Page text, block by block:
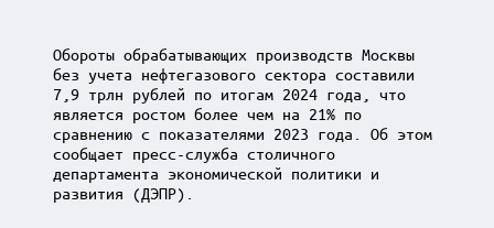
Обороты обрабатывающих производств Москвы
без учета нефтегазового сектора составили
7,9 трлн рублей по итогам 2024 года, что
является ростом более чем на 21% по
сравнению с показателями 2023 года. Об этом
сообщает пресс-служба столичного
департамента экономической политики и
развития (ДЭПР).